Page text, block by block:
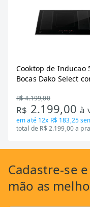
Cooktop de Inducao
Bocas Dako Select
R$ 4.199,00
R$ 2.199,00à
em até 12x R$ 183,25
total de R$ 2.199,00 a
Cadastre-se
mão as